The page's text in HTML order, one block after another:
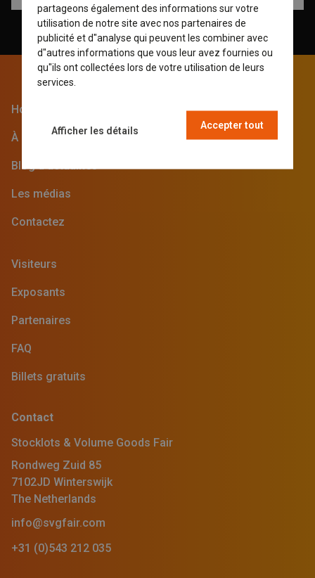
Home
À propos de SVG
Blog d'actualités
Les médias
Contactez
Visiteurs
Exposants
Partenaires
FAQ
Billets gratuits
Contact
Stocklots & Volume Goods Fair
Rondweg Zuid 85
7102JD Winterswijk
The Netherlands
info@svgfair.com
+31 (0)543 212 035
GERMAN
DUTCH
FRENCH
partageons également des informations sur votre
utilisation de notre site avec nos partenaires de
publicité et d"analyse qui peuvent les combiner avec
d"autres informations que vous leur avez fournies ou
qu"ils ont collectées lors de votre utilisation de leurs
services.
Accepter tout
Afficher les détails